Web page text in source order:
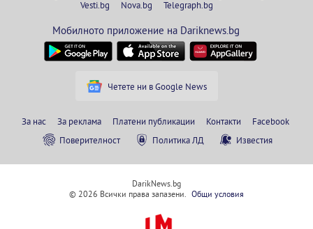
Vesti.bg
Nova.bg Telegraph.bg
Мобилното приложение на Dariknews.bg
Четете ни в Google News
За нас За реклама Платени публикации Контакти
Facebook
Поверителност
Политика ЛД Известия
DarikNews.bg
© 2026 Всички права запазени. Общи условия